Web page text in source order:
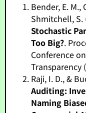
Bender, E. M.,
Shmitchell, S.
Stochastic
Too Big?.
Conference
Transparency
Raji, I. D., &
Auditing:
Naming